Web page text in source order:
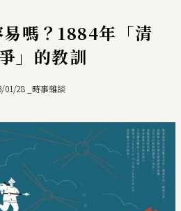
嗎？1884年「清
」的教訓
01/28 時事雜談